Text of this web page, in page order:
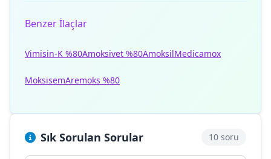
Benzer İlaçlar
Vimisin-K %80Amoksivet %80AmoksilMedicamox
MoksisemAremoks %80
Sık Sorulan Sorular 10 soru